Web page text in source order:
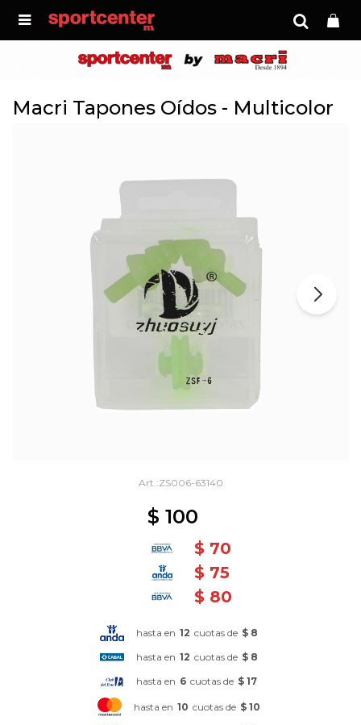

Macri Tapones Oídos - Multicolor
ZS006-63140
$ 100
$ 70
$ 75
$ 80
hasta en 12 cuotas de $ 8
hasta en 12 cuotas de $ 8
hasta en 6 cuotas de $ 17
hasta en 10 cuotas de $ 10